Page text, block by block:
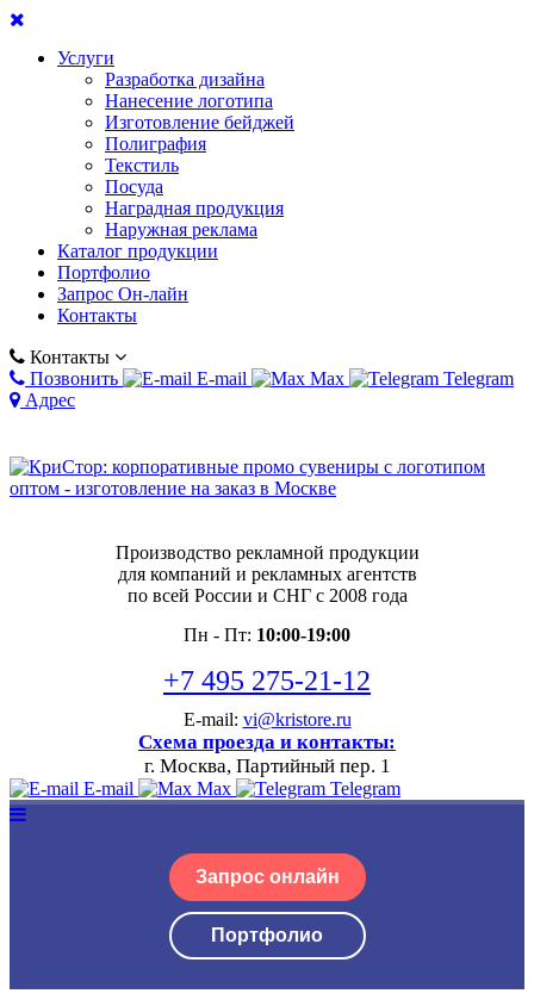
Услуги
Разработка дизайна
Нанесение логотипа
Изготовление бейджей
Полиграфия
Текстиль
Посуда
Наградная продукция
Наружная реклама
Каталог продукции
Портфолио
Запрос Он-лайн
Контакты
Контакты
Позвонить
E-mail Max
Telegram
Адрес
Производство рекламной продукции
для компаний и рекламных агентств
по всей России и СНГ с 2008 года
Пн - Пт: 10:00-19:00
+7 495 275-21-12
E-mail: vi@kristore.ru
Схема проезда и контакты:
г. Москва, Партийный пер. 1
E-mail Max Telegram
Запрос онлайн
Портфолио